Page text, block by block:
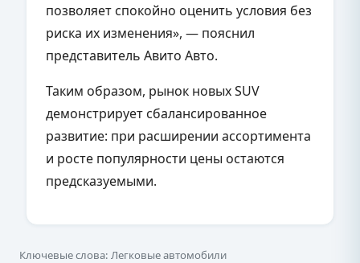
позволяет спокойно оценить условия без
риска их изменения», — пояснил
представитель Авито Авто.
Таким образом, рынок новых SUV
демонстрирует сбалансированное
развитие: при расширении ассортимента
и росте популярности цены остаются
предсказуемыми.
Ключевые слова: Легковые автомобили